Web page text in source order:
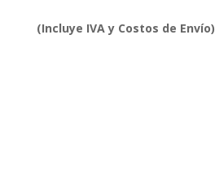
(Incluye IVA y Costos de Envío)